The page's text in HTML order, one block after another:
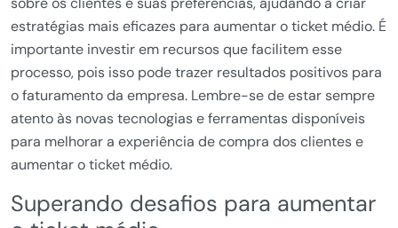
estratégias mais eficazes para aumentar o ticket médio. É
importante investir em recursos que facilitem esse
processo, pois isso pode trazer resultados positivos para
o faturamento da empresa. Lembre-se de estar sempre
atento às novas tecnologias e ferramentas disponíveis
para melhorar a experiência de compra dos clientes e
aumentar o ticket médio.
Superando desafios para aumentar